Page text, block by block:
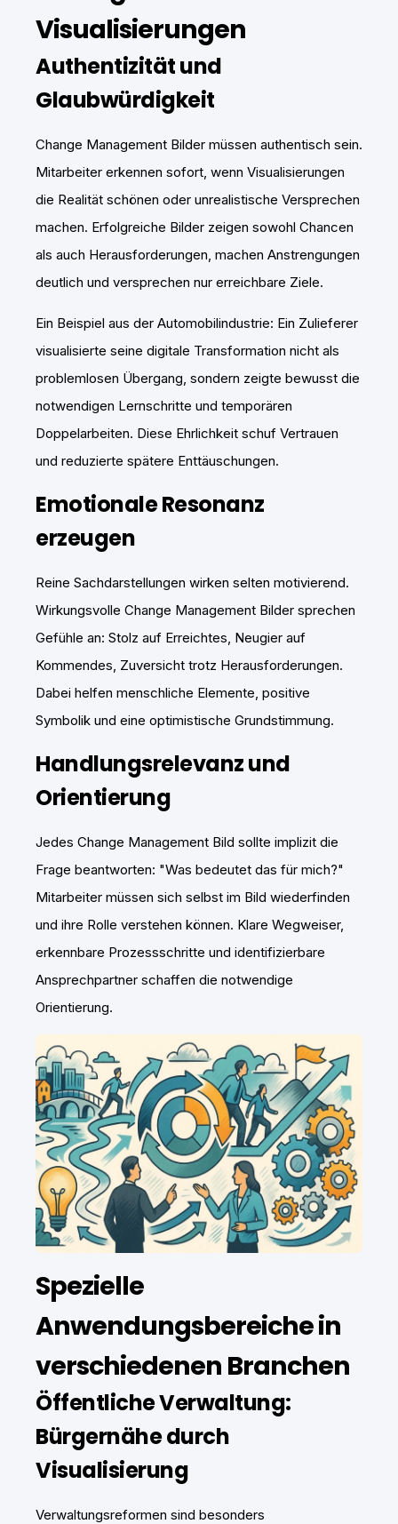
Visualisierungen
Authentizität und
Glaubwürdigkeit
Change Management Bilder müssen authentisch sein.
Mitarbeiter erkennen sofort, wenn Visualisierungen
die Realität schönen oder unrealistische Versprechen
machen. Erfolgreiche Bilder zeigen sowohl Chancen
als auch Herausforderungen, machen Anstrengungen
deutlich und versprechen nur erreichbare Ziele.
Ein Beispiel aus der Automobilindustrie: Ein Zulieferer
visualisierte seine digitale Transformation nicht als
problemlosen Übergang, sondern zeigte bewusst die
notwendigen Lernschritte und temporären
Doppelarbeiten. Diese Ehrlichkeit schuf Vertrauen
und reduzierte spätere Enttäuschungen.
Emotionale Resonanz
erzeugen
Reine Sachdarstellungen wirken selten motivierend.
Wirkungsvolle Change Management Bilder sprechen
Gefühle an: Stolz auf Erreichtes, Neugier auf
Kommendes, Zuversicht trotz Herausforderungen.
Dabei helfen menschliche Elemente, positive
Symbolik und eine optimistische Grundstimmung.
Handlungsrelevanz und
Orientierung
Jedes Change Management Bild sollte implizit die
Frage beantworten: "Was bedeutet das für mich?"
Mitarbeiter müssen sich selbst im Bild wiederfinden
und ihre Rolle verstehen können. Klare Wegweiser,
erkennbare Prozessschritte und identifizierbare
Ansprechpartner schaffen die notwendige
Orientierung.
Spezielle
Anwendungsbereiche in
verschiedenen Branchen
Öffentliche Verwaltung:
Bürgernähe durch
Visualisierung
Verwaltungsreformen sind besonders